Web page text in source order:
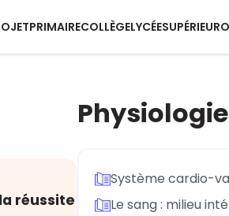
PRIMAIRECOLLÈGELYCÉESUPÉRIEUR
réussite
Système cardio-
Le sang : milieu